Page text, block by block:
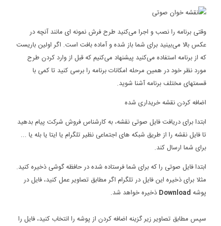
وقتی برنامه را نصب و اجرا می‌کنید طرح فرش نمونه ای مانند آنچه در
عکس بالا می‌بینید برای شما باز شده و آماده بافت است. اگر اولین باریست
که از برنامه استفاده می‌کنید پیشنهاد می‌کنیم که قبل از وارد کردن طرح
مورد نظر خود در همین مرحله امکانات برنامه را برسی کنید تا کمی با
قسمتهای مختلف برنامه آشنا شوید.
اضافه کردن نقشه خریداری شده
ابتدا برای دریافت فایل صوتی نقشه، به کارشناس فروش شرکت پیام بدهید
تا فایل نقشه را از طریق شبکه های اجتماعی نظیر تلگرام یا ایتا یا بله یا ...
برای شما ارسال کند.
ابتدا فایل صوتی را که برای شما فرستاده شده در حافظه گوشی ذخیره کنید.
مثلا برای ذخیره این فایل در تلگرام اگر مطابق تصاویر عمل کنید، فایل در
پوشه Download ذخیره خواهد شد.
سپس مطابق تصاویر زیر گزینه اضافه کردن از پوشه را انتخاب کنید، فایل را